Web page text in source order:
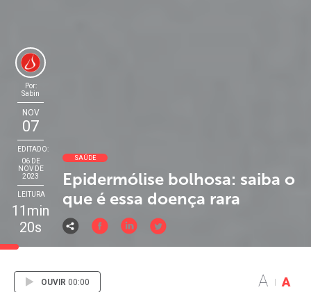
SAÚDE
Epidermólise bolhosa: saiba o
que é essa doença rara
Por:
Sabin
NOV
07
EDITADO:
06 DE
NOV DE
2023
LEITURA
11min
20s
OUVIR 00:00 A A